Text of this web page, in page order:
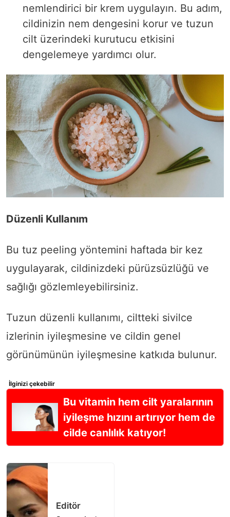
nemlendirici bir krem uygulayın. Bu adım,
cildinizin nem dengesini korur ve tuzun
cilt üzerindeki kurutucu etkisini
dengelemeye yardımcı olur.
Düzenli Kullanım
Bu tuz peeling yöntemini haftada bir kez
uygulayarak, cildinizdeki pürüzsüzlüğü ve
sağlığı gözlemleyebilirsiniz.
Tuzun düzenli kullanımı, ciltteki sivilce
izlerinin iyileşmesine ve cildin genel
görünümünün iyileşmesine katkıda bulunur.
İlginizi çekebilir
Bu vitamin hem cilt yaralarının
iyileşme hızını artırıyor hem de
cilde canlılık katıyor!
Editör